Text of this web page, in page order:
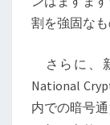
割を強固な
さらに、
National
内での暗号